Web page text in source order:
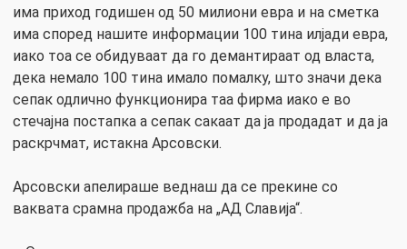
има приход годишен од 50 милиони евра и на сметка
има според нашите информации 100 тина илјади евра,
иако тоа се обидуваат да го демантираат од власта,
дека немало 100 тина имало помалку, што значи дека
сепак одлично функционира таа фирма иако е во
стечајна постапка а сепак сакаат да ја продадат и да ја
раскрчмат, истакна Арсовски.
Арсовски апелираше веднаш да се прекине со
ваквата срамна продажба на „АД Славија“.